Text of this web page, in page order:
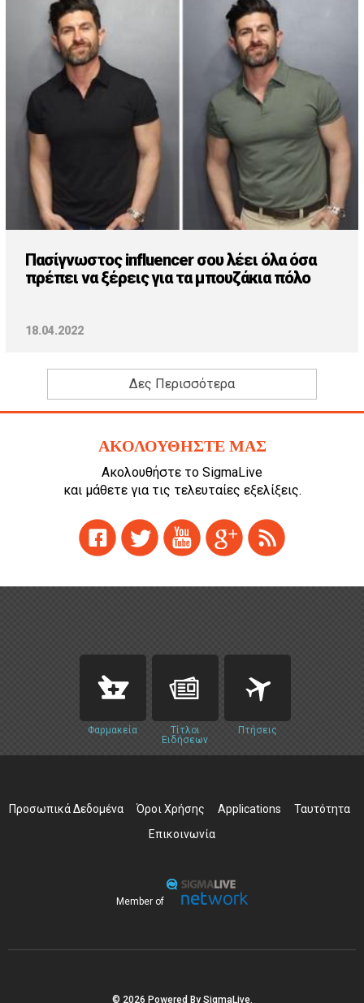
Πασίγνωστος influencer σου λέει όλα όσα
πρέπει να ξέρεις για τα μπουζάκια πόλο
18.04.2022
Δες Περισσότερα
ΑΚΟΛΟΥΘΗΣΤΕ ΜΑΣ
Ακολουθήστε το SigmaLive
και μάθετε για τις τελευταίες εξελίξεις.
Φαρμακεία
Τίτλοι
Ειδήσεων
Πτήσεις
Προσωπικά Δεδομένα Όροι Χρήσης Applications
Ταυτότητα
Επικοινωνία
Member of
© 2026 Powered By SigmaLive.